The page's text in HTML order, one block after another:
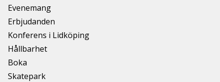
Evenemang
Erbjudanden
Konferens i Lidköping
Hållbarhet
Boka
Skatepark